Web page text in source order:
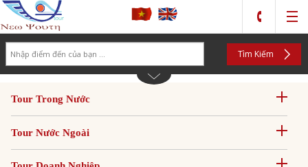
Tìm Kiếm
Tour Trong Nước
Tour Nước Ngoài